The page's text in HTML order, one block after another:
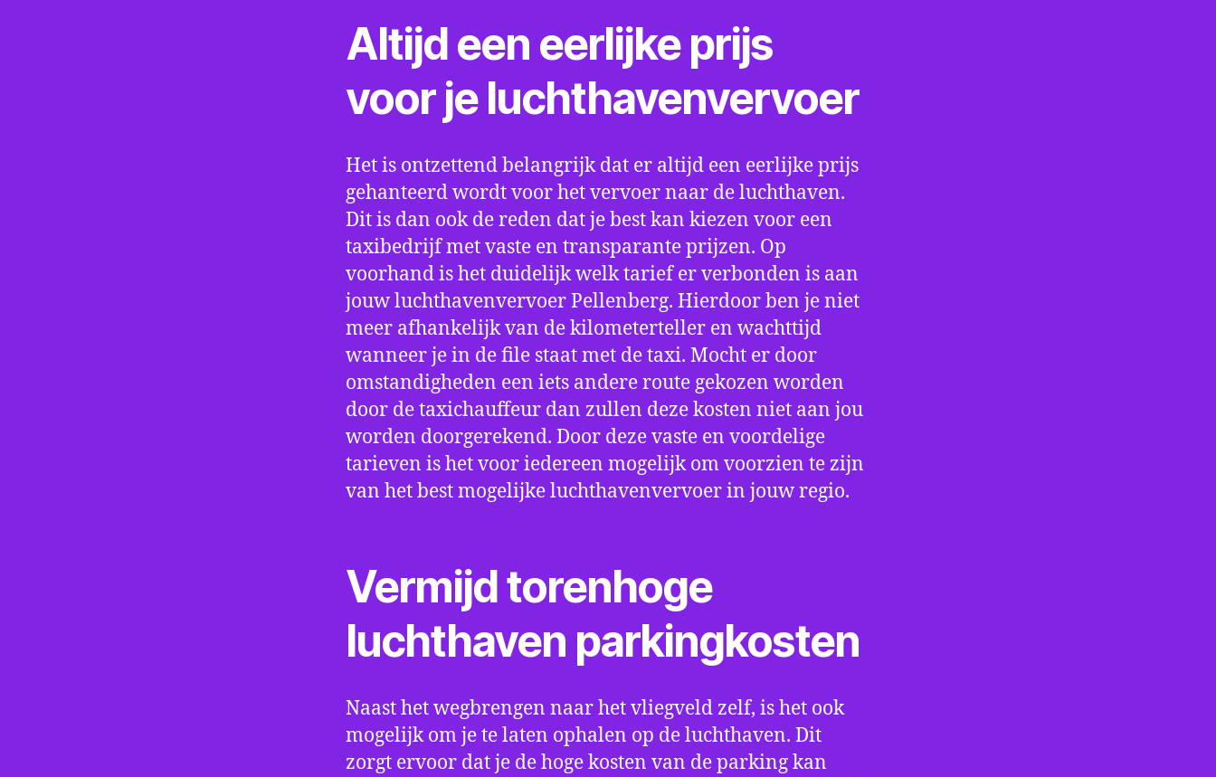
Altijd een eerlijke prijs
voor je luchthavenvervoer
Het is ontzettend belangrijk dat er altijd een eerlijke prijs
gehanteerd wordt voor het vervoer naar de luchthaven.
Dit is dan ook de reden dat je best kan kiezen voor een
taxibedrijf met vaste en transparante prijzen. Op
voorhand is het duidelijk welk tarief er verbonden is aan
jouw luchthavenvervoer Pellenberg. Hierdoor ben je niet
meer afhankelijk van de kilometerteller en wachttijd
wanneer je in de file staat met de taxi. Mocht er door
omstandigheden een iets andere route gekozen worden
door de taxichauffeur dan zullen deze kosten niet aan jou
worden doorgerekend. Door deze vaste en voordelige
tarieven is het voor iedereen mogelijk om voorzien te zijn
van het best mogelijke luchthavenvervoer in jouw regio.
Vermijd torenhoge
luchthaven parkingkosten
Naast het wegbrengen naar het vliegveld zelf, is het ook
mogelijk om je te laten ophalen op de luchthaven. Dit
zorgt ervoor dat je de hoge kosten van de parking kan